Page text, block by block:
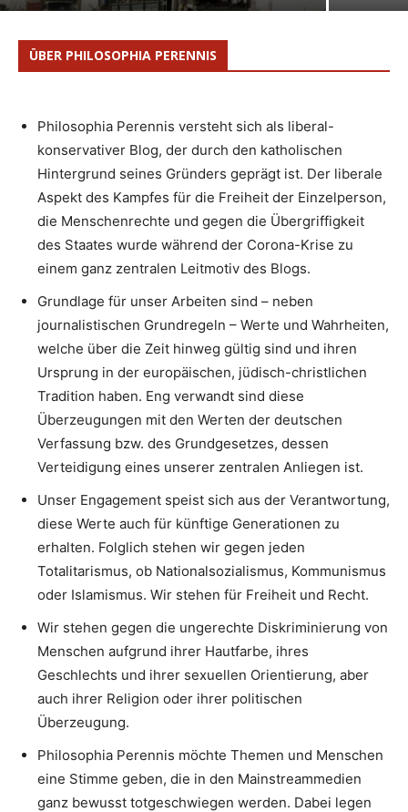
ÜBER PHILOSOPHIA PERENNIS
Philosophia Perennis versteht sich als liberal-
konservativer Blog, der durch den katholischen
Hintergrund seines Gründers geprägt ist. Der liberale
Aspekt des Kampfes für die Freiheit der Einzelperson,
die Menschenrechte und gegen die Übergriffigkeit
des Staates wurde während der Corona-Krise zu
einem ganz zentralen Leitmotiv des Blogs.
Grundlage für unser Arbeiten sind – neben
journalistischen Grundregeln – Werte und Wahrheiten,
welche über die Zeit hinweg gültig sind und ihren
Ursprung in der europäischen, jüdisch-christlichen
Tradition haben. Eng verwandt sind diese
Überzeugungen mit den Werten der deutschen
Verfassung bzw. des Grundgesetzes, dessen
Verteidigung eines unserer zentralen Anliegen ist.
Unser Engagement speist sich aus der Verantwortung,
diese Werte auch für künftige Generationen zu
erhalten. Folglich stehen wir gegen jeden
Totalitarismus, ob Nationalsozialismus, Kommunismus
oder Islamismus. Wir stehen für Freiheit und Recht.
Wir stehen gegen die ungerechte Diskriminierung von
Menschen aufgrund ihrer Hautfarbe, ihres
Geschlechts und ihrer sexuellen Orientierung, aber
auch ihrer Religion oder ihrer politischen
Überzeugung.
Philosophia Perennis möchte Themen und Menschen
eine Stimme geben, die in den Mainstreammedien
ganz bewusst totgeschwiegen werden. Dabei legen